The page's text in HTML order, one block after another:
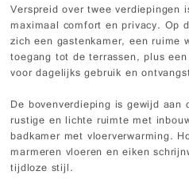
Verspreid over twee verdiepingen
maximaal comfort en privacy. Op
zich een gastenkamer, een ruime
toegang tot de terrassen, plus
voor dagelijks gebruik en
De bovenverdieping is gewijd aan
rustige en lichte ruimte met
badkamer met vloerverwarming.
marmeren vloeren en eiken
tijdloze stijl.